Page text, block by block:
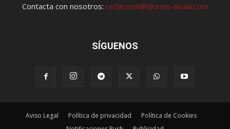
Contacta con nosotros: redaccion@dream-alcala.com
SÍGUENOS
Aviso Legal Política de privacidad
Política de Cookies